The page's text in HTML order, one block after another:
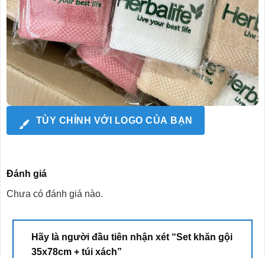
TÙY CHỈNH VỚI LOGO CỦA BẠN
Đánh giá
Chưa có đánh giá nào.
Hãy là người đầu tiên nhận xét “Set khăn gội
35x78cm + túi xách”